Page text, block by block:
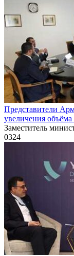
Представители
увеличения
Заместитель
0324